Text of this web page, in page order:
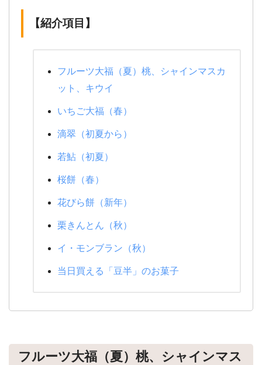
【紹介項目】
フルーツ大福（夏）桃、シャインマスカ
ット、キウイ
いちご大福（春）
滴翠（初夏から）
若鮎（初夏）
桜餅（春）
花びら餅（新年）
栗きんとん（秋）
イ・モンブラン（秋）
当日買える「豆半」のお菓子
フルーツ大福（夏）桃、シャインマス